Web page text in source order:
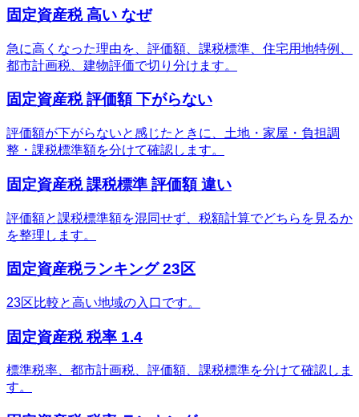
固定資産税 高い なぜ
急に高くなった理由を、評価額、課税標準、住宅用地特例、
都市計画税、建物評価で切り分けます。
固定資産税 評価額 下がらない
評価額が下がらないと感じたときに、土地・家屋・負担調
整・課税標準額を分けて確認します。
固定資産税 課税標準 評価額 違い
評価額と課税標準額を混同せず、税額計算でどちらを見るか
を整理します。
固定資産税ランキング 23区
23区比較と高い地域の入口です。
固定資産税 税率 1.4
標準税率、都市計画税、評価額、課税標準を分けて確認しま
す。